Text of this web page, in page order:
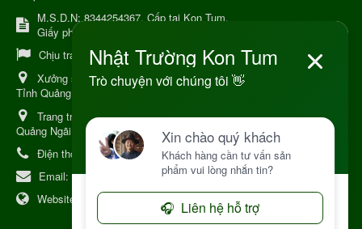
M.S.D.N: 8344254367, Cấp tại Kon Tum.
Giấy phép số: Số 38A.8009409/HKD
Chịu trách nhiệm:Chủ cơ sở Nguyễn Nhật Trường
Xưởng sản xuất:34 Lý Thường Kiệt, Tổ 6, Phường Kon Tum,
Tỉnh Quảng Ngải
Trang trại Dược Liệu Hữu Cơ:Khu 37 Hộ Xã Măng Đen Tỉnh
Quảng Ngãi
Điện thoại:
+84 906968923
Email: kinhdoanh@nhattruongkontum.com
Website:
https://www.nhattruongkontum.com